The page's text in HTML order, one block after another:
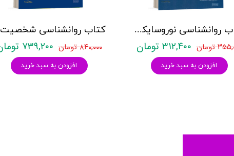
۸۴۰,۰۰۰ تومان ۷۳۹,۲۰۰ تومان
افزودن به سبد خرید
کتاب روانشناسی نوروسایکولوژی نشر روان آموز حمیده نامداری
تومان ۳۱۲,۴۰۰ تومان
افزودن به سبد خرید